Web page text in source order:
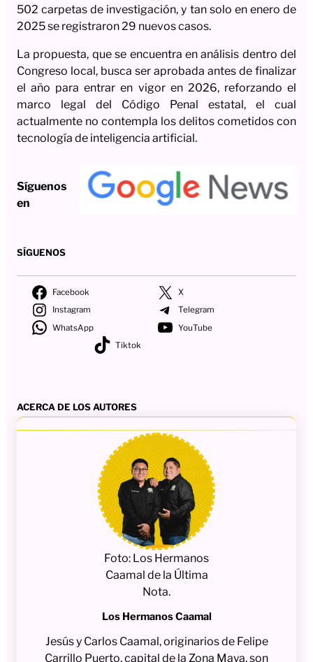
502 carpetas de investigación, y tan solo en enero de
2025 se registraron 29 nuevos casos.
La propuesta, que se encuentra en análisis dentro del
Congreso local, busca ser aprobada antes de finalizar
el año para entrar en vigor en 2026, reforzando el
marco legal del Código Penal estatal, el cual
actualmente no contempla los delitos cometidos con
tecnología de inteligencia artificial.
Síguenos
en
SÍGUENOS
Facebook
X
Instagram
Telegram
WhatsApp
YouTube
Tiktok
ACERCA DE LOS AUTORES
Foto: Los Hermanos
Caamal de la Última
Nota.
Los Hermanos Caamal
Jesús y Carlos Caamal, originarios de Felipe
Carrillo Puerto, capital de la Zona Maya, son